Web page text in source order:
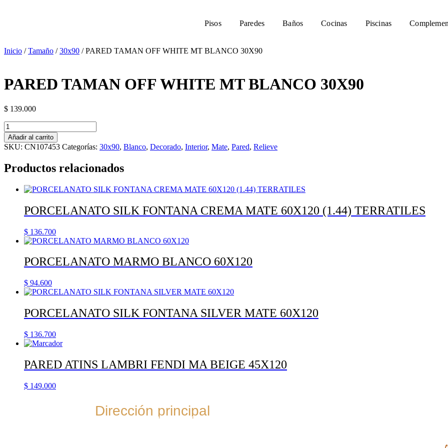
Pisos Paredes Baños Cocinas Piscinas
Inicio /Tamaño /30x90 / PARED TAMAN OFF WHITE MT BLANCO 30X90
PARED TAMAN OFF WHITE MT BLANCO 30X90
$ 139.000
Añadir al carrito
SKU: CN107453 Categorías: 30x90, Blanco, Decorado, Interior, Mate, Pared, Relieve
Productos relacionados
PORCELANATO SILK FONTANA CREMA MATE 60X120 (1.44) TERRATILES
$ 136.700
PORCELANATO MARMO BLANCO 60X120
$ 94.600
PORCELANATO SILK FONTANA SILVER MATE 60X120
$ 136.700
PARED ATINS LAMBRI FENDI MA BEIGE 45X120
$ 149.000
Dirección principal
Cra. 35 #52-54, Cabecera del llano, Bucaramanga.